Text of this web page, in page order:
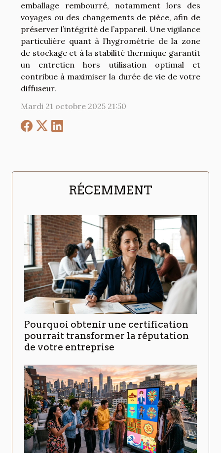
emballage rembourré, notamment lors des
voyages ou des changements de pièce, afin de
préserver l’intégrité de l’appareil. Une vigilance
particulière quant à l’hygrométrie de la zone
de stockage et à la stabilité thermique garantit
un entretien hors utilisation optimal et
contribue à maximiser la durée de vie de votre
diffuseur.
Mardi 21 octobre 2025 21:50
RÉCEMMENT
Pourquoi obtenir une certification
pourrait transformer la réputation
de votre entreprise